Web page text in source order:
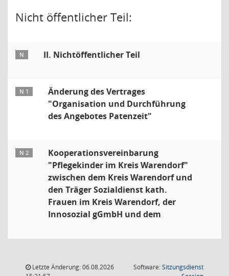
Nicht öffentlicher Teil:
N II. Nichtöffentlicher Teil
N 1
Änderung des Vertrages
"Organisation und Durchführung
des Angebotes Patenzeit"
N 2
Kooperationsvereinbarung
"Pflegekinder im Kreis Warendorf"
zwischen dem Kreis Warendorf und
den Träger Sozialdienst kath.
Frauen im Kreis Warendorf, der
Innosozial gGmbH und dem
Letzte Änderung: 06.08.2026
Software:Sitzungsdienst